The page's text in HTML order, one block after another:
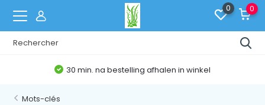
0 0
30 min. na bestelling afhalen in winkel
Mots-clés